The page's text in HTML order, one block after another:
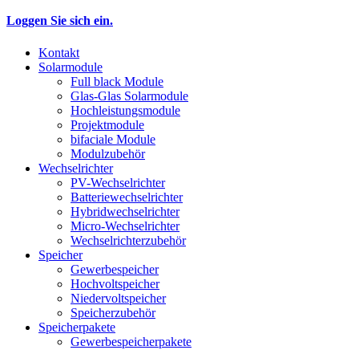
Loggen Sie sich ein.
Kontakt
Solarmodule
Full black Module
Glas-Glas Solarmodule
Hochleistungsmodule
Projektmodule
bifaciale Module
Modulzubehör
Wechselrichter
PV-Wechselrichter
Batteriewechselrichter
Hybridwechselrichter
Micro-Wechselrichter
Wechselrichterzubehör
Speicher
Gewerbespeicher
Hochvoltspeicher
Niedervoltspeicher
Speicherzubehör
Speicherpakete
Gewerbespeicherpakete